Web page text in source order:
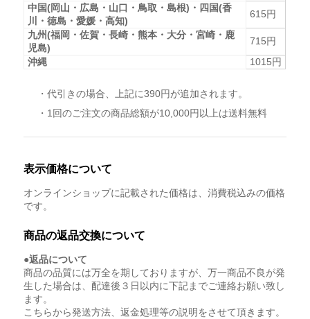
中国(岡山・広島・山口・鳥取・島根)・四国(香
川・徳島・愛媛・高知)
615円
九州(福岡・佐賀・長崎・熊本・大分・宮崎・鹿
児島)
715円
沖縄
1015円
・代引きの場合、上記に390円が追加されます。
・1回のご注文の商品総額が10,000円以上は送料無料
表示価格について
オンラインショップに記載された価格は、消費税込みの価格
です。
商品の返品交換について
●返品について
商品の品質には万全を期しておりますが、万一商品不良が発
生した場合は、配達後３日以内に下記までご連絡お願い致し
ます。
こちらから発送方法、返金処理等の説明をさせて頂きます。